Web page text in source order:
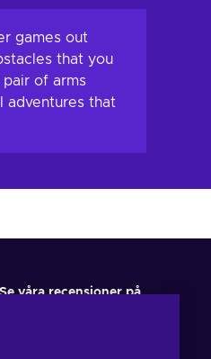
games out
that you
of arms
adventures that
våra recensioner på